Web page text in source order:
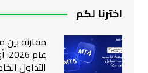
اخترنا لكم
التداول